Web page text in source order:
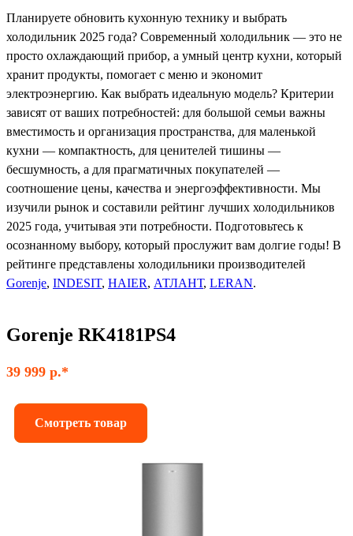
Планируете обновить кухонную технику и выбрать
холодильник 2025 года? Современный холодильник — это не
просто охлаждающий прибор, а умный центр кухни, который
хранит продукты, помогает с меню и экономит
электроэнергию. Как выбрать идеальную модель? Критерии
зависят от ваших потребностей: для большой семьи важны
вместимость и организация пространства, для маленькой
кухни — компактность, для ценителей тишины —
бесшумность, а для прагматичных покупателей —
соотношение цены, качества и энергоэффективности. Мы
изучили рынок и составили рейтинг лучших холодильников
2025 года, учитывая эти потребности. Подготовьтесь к
осознанному выбору, который прослужит вам долгие годы! В
рейтинге представлены холодильники производителей
Gorenje, INDESIT, HAIER, АТЛАНТ, LERAN.
Gorenje RK4181PS4
39 999 р.*
Смотреть товар